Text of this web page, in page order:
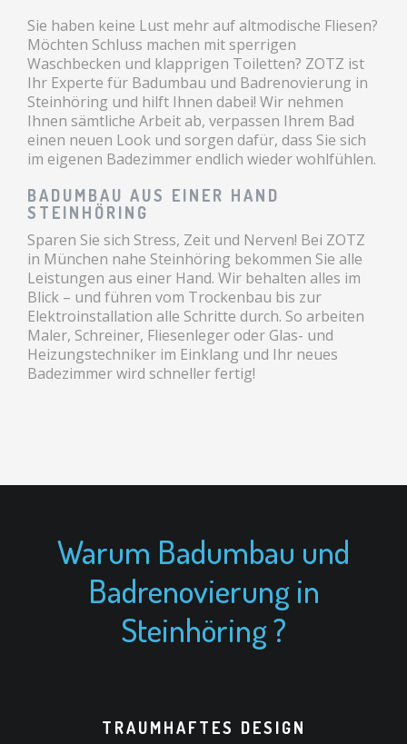
Sie haben keine Lust mehr auf altmodische Fliesen?
Möchten Schluss machen mit sperrigen
Waschbecken und klapprigen Toiletten? ZOTZ ist
Ihr Experte für Badumbau und Badrenovierung in
Steinhöring und hilft Ihnen dabei! Wir nehmen
Ihnen sämtliche Arbeit ab, verpassen Ihrem Bad
einen neuen Look und sorgen dafür, dass Sie sich
im eigenen Badezimmer endlich wieder wohlfühlen.
BADUMBAU AUS EINER HAND
STEINHÖRING
Sparen Sie sich Stress, Zeit und Nerven! Bei ZOTZ
in München nahe Steinhöring bekommen Sie alle
Leistungen aus einer Hand. Wir behalten alles im
Blick – und führen vom Trockenbau bis zur
Elektroinstallation alle Schritte durch. So arbeiten
Maler, Schreiner, Fliesenleger oder Glas- und
Heizungstechniker im Einklang und Ihr neues
Badezimmer wird schneller fertig!
Warum Badumbau und
Badrenovierung in
Steinhöring ?
TRAUMHAFTES DESIGN